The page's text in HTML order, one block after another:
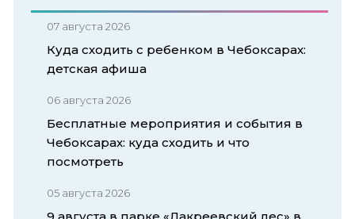
07 августа 2026
Куда сходить с ребенком в Чебоксарах:
детская афиша
06 августа 2026
Бесплатные мероприятия и события в
Чебоксарах: куда сходить и что
посмотреть
05 августа 2026